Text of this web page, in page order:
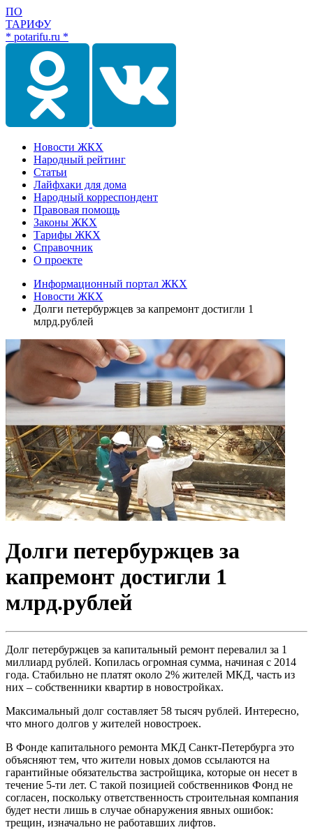
ПО
ТАРИФУ
* potarifu.ru *
Новости ЖКХ
Народный рейтинг
Статьи
Лайфхаки для дома
Народный корреспондент
Правовая помощь
Законы ЖКХ
Тарифы ЖКХ
Справочник
О проекте
Информационный портал ЖКХ
Новости ЖКХ
Долги петербуржцев за капремонт достигли 1
млрд.рублей
Долги петербуржцев за
капремонт достигли 1
млрд.рублей
Долг петербуржцев за капитальный ремонт перевалил за 1
миллиард рублей. Копилась огромная сумма, начиная с 2014
года. Стабильно не платят около 2% жителей МКД, часть из
них – собственники квартир в новостройках.
Максимальный долг составляет 58 тысяч рублей. Интересно,
что много долгов у жителей новостроек.
В Фонде капитального ремонта МКД Санкт-Петербурга это
объясняют тем, что жители новых домов ссылаются на
гарантийные обязательства застройщика, которые он несет в
течение 5-ти лет. С такой позицией собственников Фонд не
согласен, поскольку ответственность строительная компания
будет нести лишь в случае обнаружения явных ошибок:
трещин, изначально не работавших лифтов.